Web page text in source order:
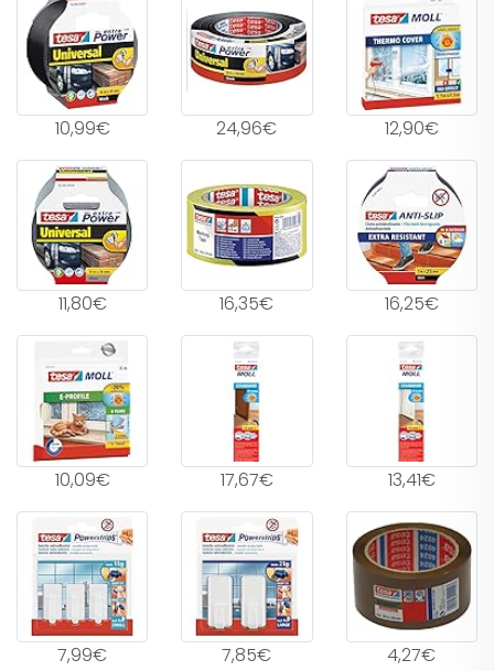
10,99€ 24,96€ 12,90€
11,80€ 16,35€ 16,25€
10,09€ 17,67€ 13,41€
7,99€ 7,85€ 4,27€